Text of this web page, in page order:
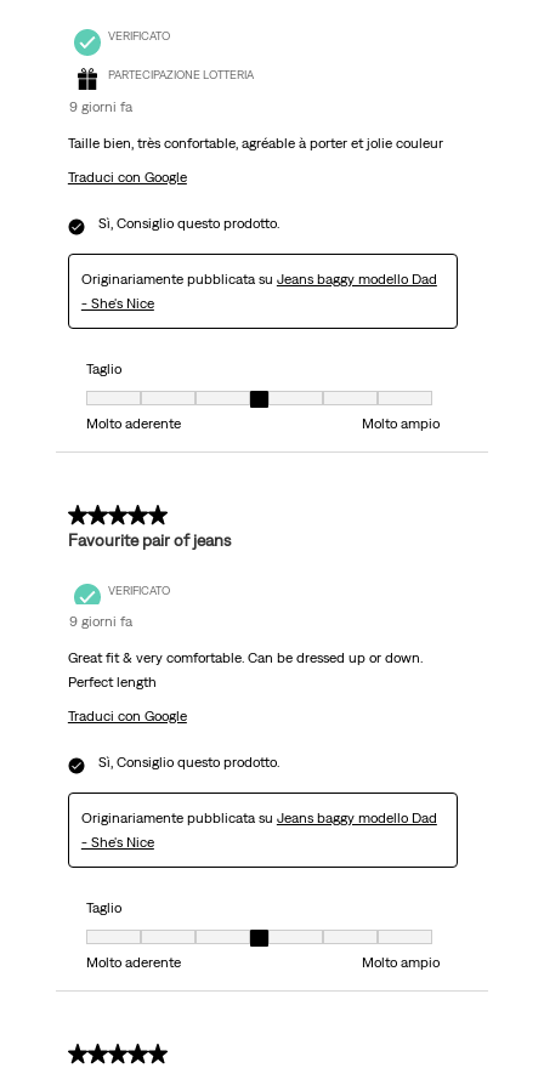
VERIFICATO
PARTECIPAZIONE LOTTERIA
9 giorni fa
Taille bien, très confortable, agréable à porter et jolie couleur
Traduci con Google
Sì, Consiglio questo prodotto.
Originariamente pubblicata su Jeans baggy modello Dad
- She's Nice
Taglio
Taglio, 4 su 7, dove 1 è uguale a Molto aderente e 7 è uguale a Molto
Molto aderente
Molto ampio
5 su 5 stelle.
Favourite pair of jeans
VERIFICATO
9 giorni fa
Great fit & very comfortable. Can be dressed up or down.
Perfect length
Traduci con Google
Sì, Consiglio questo prodotto.
Originariamente pubblicata su Jeans baggy modello Dad
- She's Nice
Taglio
Taglio, 4 su 7, dove 1 è uguale a Molto aderente e 7 è uguale a Molto
Molto aderente
Molto ampio
5 su 5 stelle.